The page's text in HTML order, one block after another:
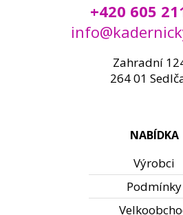
+420 605
Zahradní
264 01
NABÍDKA
Výrobci
Podmínky